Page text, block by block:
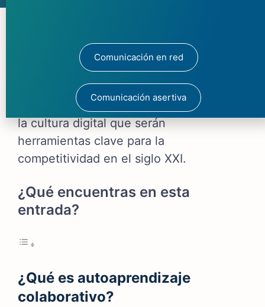
propuesta de Identidad y Desarrollo
que hemos concretado en campus idyd
para proporcionar un entorno que
fomente la autonomía, la colaboración y
la cultura digital que serán
herramientas clave para la
competitividad en el siglo XXI.
¿Qué encuentras en esta
entrada?
¿Qué es autoaprendizaje
colaborativo?
Comunicación en red
Comunicación asertiva